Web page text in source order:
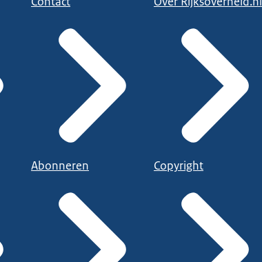
Abonneren Copyright